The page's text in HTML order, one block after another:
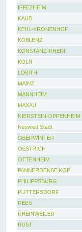
IFFEZHEIM
KAUB
KEHL-KRONENHOF
KOBLENZ
KONSTANZ-RHEIN
KÖLN
LOBITH
MAINZ
MANNHEIM
MAXAU
NIERSTEIN-OPPENHEIM
Neuwied Stadt
OBERWINTER
OESTRICH
OTTENHEIM
PANNERDENSE KOP
PHILIPPSBURG
PLITTERSDORF
REES
RHEINWEILER
RUST